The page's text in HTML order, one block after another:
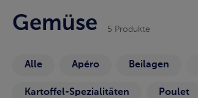
Gemüse 5 Produkte
Alle Apéro Beilagen
Kartoffel-Spezialitäten Poulet